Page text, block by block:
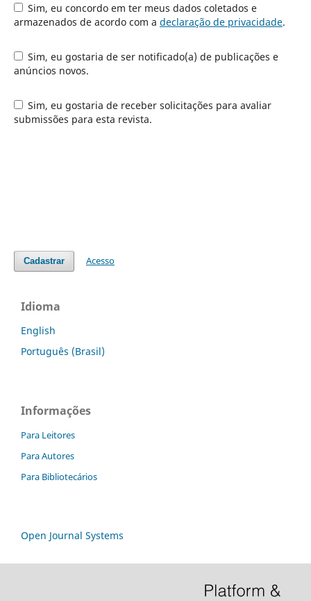
Sim, eu concordo em ter meus dados coletados e
armazenados de acordo com a declaração de privacidade.
Sim, eu gostaria de ser notificado(a) de publicações e
anúncios novos.
Sim, eu gostaria de receber solicitações para avaliar
submissões para esta revista.
Cadastrar Acesso
Idioma
English
Português (Brasil)
Informações
Para Leitores
Para Autores
Para Bibliotecários
Open Journal Systems